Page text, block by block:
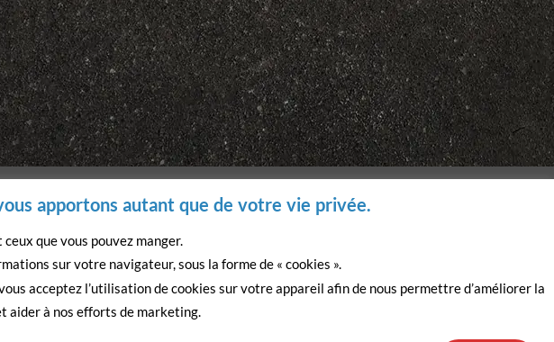
apportons autant que de votre vie privée.
que vous pouvez manger.
sur votre navigateur, sous la forme de « cookies ».
acceptez l’utilisation de cookies sur votre appareil afin de nous permettre d’améliorer la
aider à nos efforts de marketing.